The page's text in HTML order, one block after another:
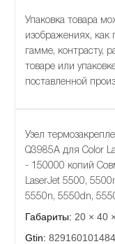
Упаковка товара
изображениях, как
гамме, контрасту,
товаре или
поставленной
Узел
Q3985A для Color
- 150000 копий
LaserJet 5500,
5550n, 5550dn,
Габариты: 20 × 40
Gtin: 829160101484